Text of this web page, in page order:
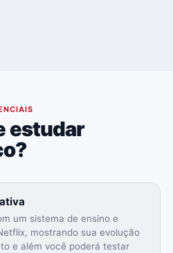
estudar
um sistema de ensino e
mostrando sua evolução
e além você poderá testar